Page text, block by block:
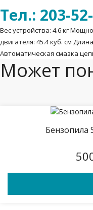
Тел.: 203-
Вес устройства: 4.6 кг
двигателя: 45.4 куб. см
Автоматическая смазка
Может
Бензопила